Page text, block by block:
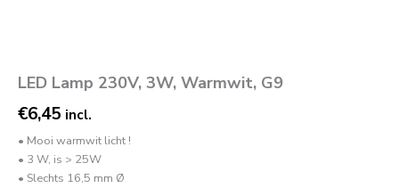
LED Lamp 230V, 3W, Warmwit, G9
€6,45 incl.
• Mooi warmwit licht !
• 3 W, is > 25W
• Slechts 16,5 mm Ø